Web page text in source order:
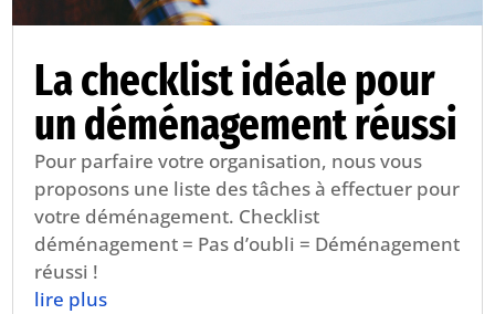
La checklist idéale pour
un déménagement réussi
Pour parfaire votre organisation, nous vous
proposons une liste des tâches à effectuer pour
votre déménagement. Checklist
déménagement = Pas d’oubli = Déménagement
réussi !
lire plus